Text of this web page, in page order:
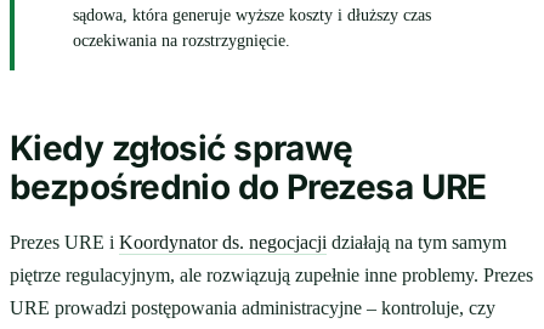
sądowa, która generuje wyższe koszty i dłuższy czas
oczekiwania na rozstrzygnięcie.
Kiedy zgłosić sprawę
bezpośrednio do Prezesa URE
Prezes URE i Koordynator ds. negocjacji działają na tym samym
piętrze regulacyjnym, ale rozwiązują zupełnie inne problemy. Prezes
URE prowadzi postępowania administracyjne – kontroluje, czy